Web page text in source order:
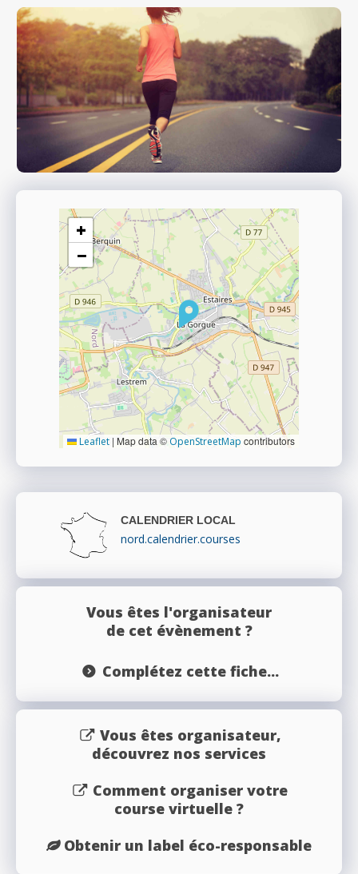
+
−
Leaflet | Map data ©OpenStreetMap contributors
CALENDRIER LOCAL
nord.calendrier.courses
Vous êtes l'organisateur
de cet évènement ?
Complétez cette fiche...
Vous êtes organisateur,
découvrez nos services
Comment organiser votre
course virtuelle ?
Obtenir un label éco-responsable